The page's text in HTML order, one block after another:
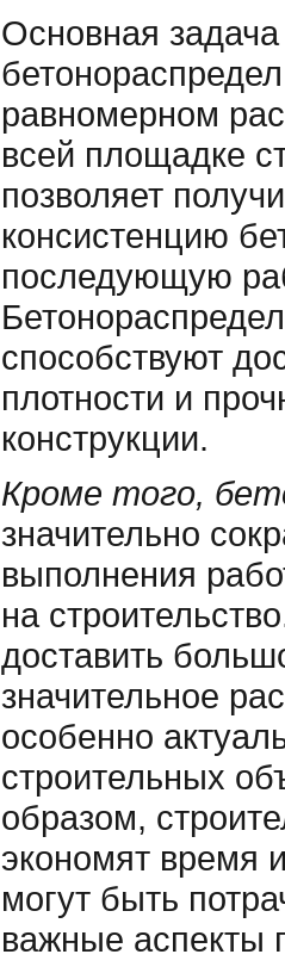
Основная задача
равномерном
всей площадке
позволяет
консистенцию
последующую
способствуют
плотности и
конструкции.
Кроме того,
значительно
выполнения
на
доставить
значительное
особенно
строительных
образом,
экономят время
могут быть
важные аспекты